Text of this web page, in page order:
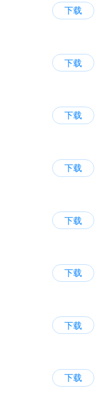
下载
下载
下载
下载
下载
下载
下载
下载